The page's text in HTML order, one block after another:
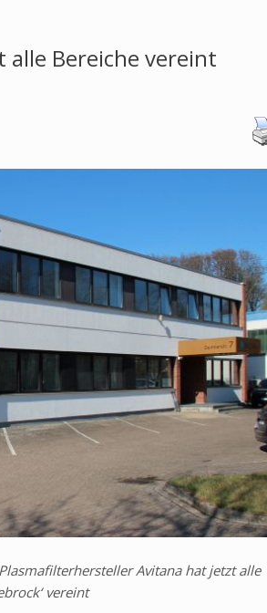
Bereiche vereint
Avitana hat jetzt alle
vereint